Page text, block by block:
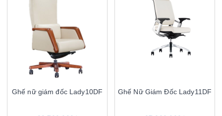
Ghế nữ giám đốc Lady10DF Ghế Nữ Giám Đốc Lady11DF